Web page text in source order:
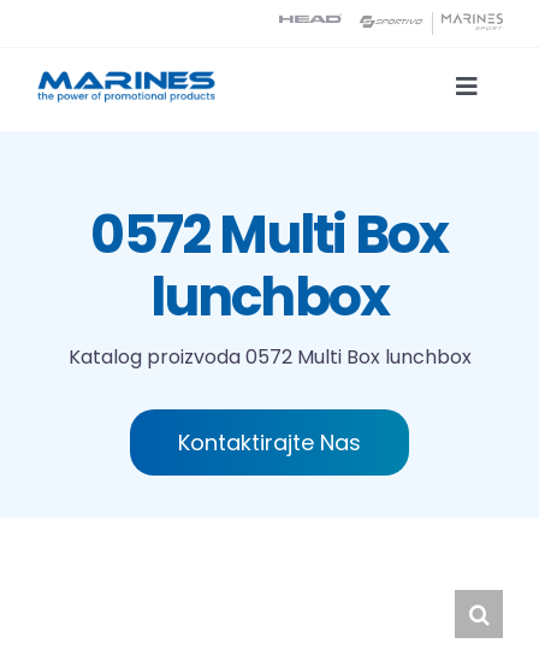
content
Toggle
Tehnologije tiska
0572 Multi Box
lunchbox
Katalog proizvoda0572 Multi Box lunchbox
Kontaktirajte Nas